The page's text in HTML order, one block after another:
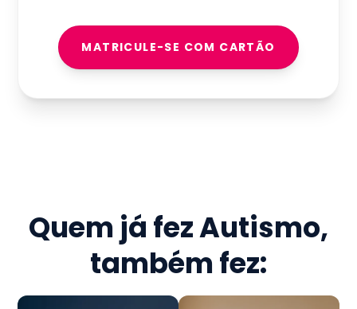
MATRICULE-SE COM CARTÃO
Quem já fezAutismo,
também fez: